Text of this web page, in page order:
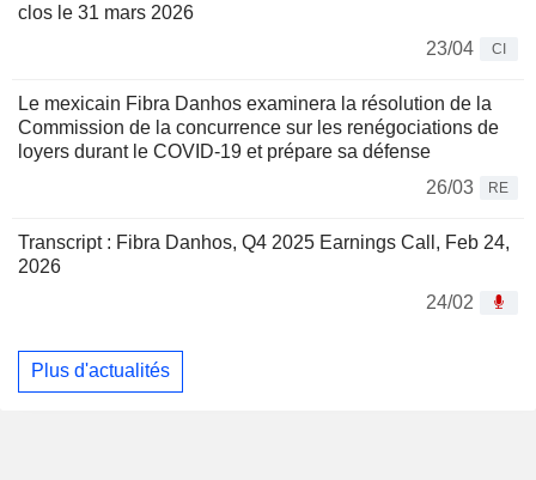
clos le 31 mars 2026
23/04
CI
Le mexicain Fibra Danhos examinera la résolution de la
Commission de la concurrence sur les renégociations de
loyers durant le COVID-19 et prépare sa défense
26/03
RE
Transcript : Fibra Danhos, Q4 2025 Earnings Call, Feb 24,
2026
24/02
Plus d'actualités